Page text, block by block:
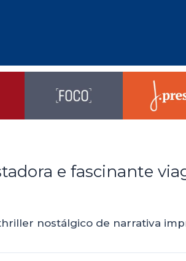
e fascinante
nostálgico de narrativa